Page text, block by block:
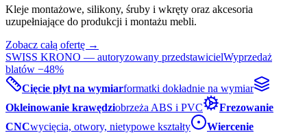
Kleje montażowe, silikony, śruby i wkręty oraz akcesoria
uzupełniające do produkcji i montażu mebli.
Zobacz całą ofertę →
SWISS KRONO — autoryzowany przedstawicielWyprzedaż
blatów −48%
Cięcie płyt na wymiarformatki dokładnie na wymiar
Okleinowanie krawędziobrzeża ABS i PVC
Frezowanie
CNCwycięcia, otwory, nietypowe kształty
Wiercenie